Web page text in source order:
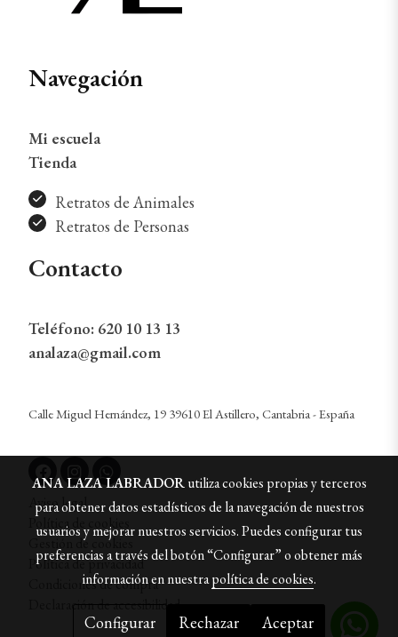
Navegación
Mi escuela
Tienda
Retratos de Animales
Retratos de Personas
Contacto
Teléfono: 620 10 13 13
analaza@gmail.com
Calle Miguel Hernández, 19 39610 El Astillero, Cantabria - España
Aviso legal
Política de cookies
Gestión de cookies
Política de privacidad
Condiciones de compra
Declaración de accesibilidad
ANA LAZA LABRADORutiliza cookies propias y terceros
para obtener datos estadísticos de la navegación de nuestros
usuarios y mejorar nuestros servicios. Puedes configurar tus
preferencias a través del botón “Configurar” o obtener más
información en nuestrapolítica de cookies.
Configurar Rechazar Aceptar